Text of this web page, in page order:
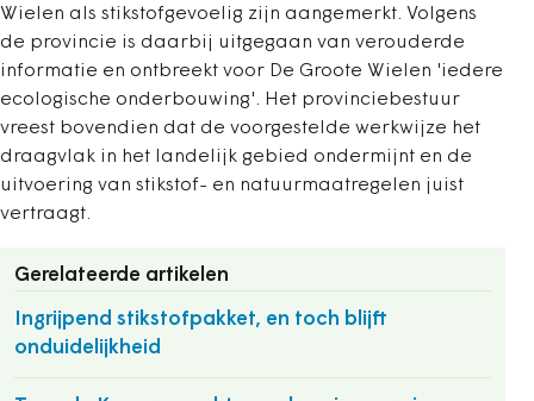
Wielen als stikstofgevoelig zijn aangemerkt. Volgens
de provincie is daarbij uitgegaan van verouderde
informatie en ontbreekt voor De Groote Wielen 'iedere
ecologische onderbouwing'. Het provinciebestuur
vreest bovendien dat de voorgestelde werkwijze het
draagvlak in het landelijk gebied ondermijnt en de
uitvoering van stikstof- en natuurmaatregelen juist
vertraagt.
Gerelateerde artikelen
Ingrijpend stikstofpakket, en toch blijft
onduidelijkheid